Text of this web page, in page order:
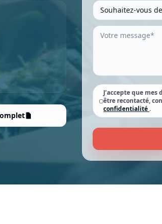
J’accepte que
être recontacté,
confidentialité.